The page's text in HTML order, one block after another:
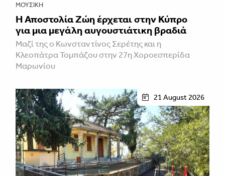
ΜΟΥΣΙΚΉ
Η Αποστολία Ζώη έρχεται στην Κύπρο
για μια μεγάλη αυγουστιάτικη βραδιά
Μαζί της ο Κωνσταντίνος Σερέτης και η
Κλεοπάτρα Τομπάζου στην 27η Χοροεσπερίδα
Μαρωνίου
21 August 2026